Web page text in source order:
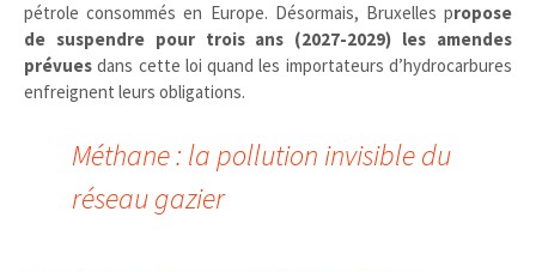
pétrole consommés en Europe. Désormais, Bruxelles propose
de suspendre pour trois ans (2027-2029) les amendes
prévues dans cette loi quand les importateurs d’hydrocarbures
enfreignent leurs obligations.
Méthane : la pollution invisible du
réseau gazier